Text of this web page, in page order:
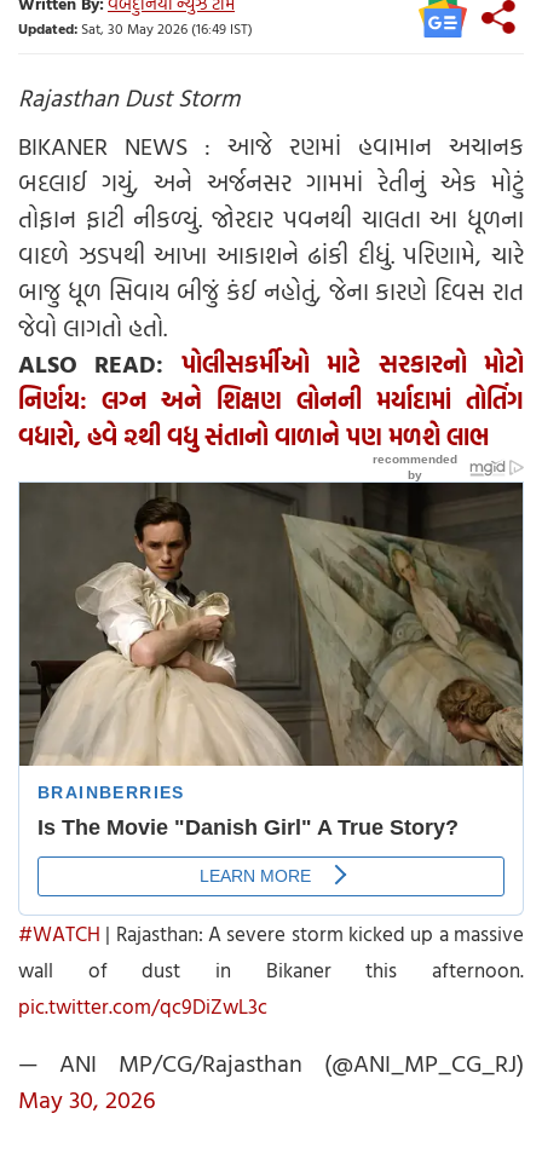
Updated:Sat, 30 May 2026 (16:49 IST)
Rajasthan Dust Storm
BIKANER NEWS : આજે રણમાં હવામાન અચાનક
બદલાઈ ગયું, અને અર્જનસર ગામમાં રેતીનું એક મોટું
તોફાન ફાટી નીકળ્યું. જોરદાર પવનથી ચાલતા આ ધૂળના
વાદળે ઝડપથી આખા આકાશને ઢાંકી દીધું. પરિણામે, ચારે
બાજુ ધૂળ સિવાય બીજું કંઈ નહોતું, જેના કારણે દિવસ રાત
જેવો લાગતો હતો.
ALSO READ: પોલીસકર્મીઓ માટે સરકારનો મોટો
નિર્ણય: લગ્ન અને શિક્ષણ લોનની મર્યાદામાં તોતિંગ
વધારો, હવે ૨થી વધુ સંતાનો વાળાને પણ મળશે લાભ
#WATCH | Rajasthan: A severe storm kicked up a massive
wall of dust in Bikaner this afternoon.
pic.twitter.com/qc9DiZwL3c
— ANI MP/CG/Rajasthan (@ANI_MP_CG_RJ)
May 30, 2026